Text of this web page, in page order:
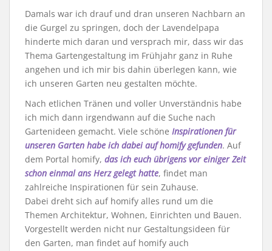
Damals war ich drauf und dran unseren Nachbarn an
die Gurgel zu springen, doch der Lavendelpapa
hinderte mich daran und versprach mir, dass wir das
Thema Gartengestaltung im Frühjahr ganz in Ruhe
angehen und ich mir bis dahin überlegen kann, wie
ich unseren Garten neu gestalten möchte.
Nach etlichen Tränen und voller Unverständnis habe
ich mich dann irgendwann auf die Suche nach
Gartenideen gemacht. Viele schöne Inspirationen für
unseren Garten habe ich dabei auf homify gefunden. Auf
dem Portal homify, das ich euch übrigens vor einiger Zeit
schon einmal ans Herz gelegt hatte, findet man
zahlreiche Inspirationen für sein Zuhause.
Dabei dreht sich auf homify alles rund um die
Themen Architektur, Wohnen, Einrichten und Bauen.
Vorgestellt werden nicht nur Gestaltungsideen für
den Garten, man findet auf homify auch